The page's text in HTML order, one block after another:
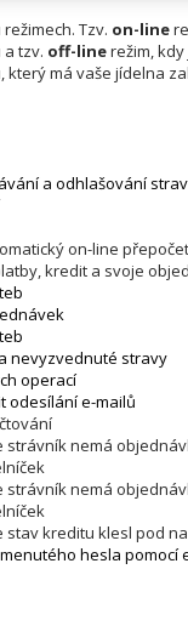
Tzv. on-line
tzv. off-linerežim,
který má vaše jídelna
a odhlašování
on-line
kredit a svoje
nevyzvednuté stravy
operací
odesílání e-mailů
nemá
nemá
kreditu klesl pod
hesla pomocí